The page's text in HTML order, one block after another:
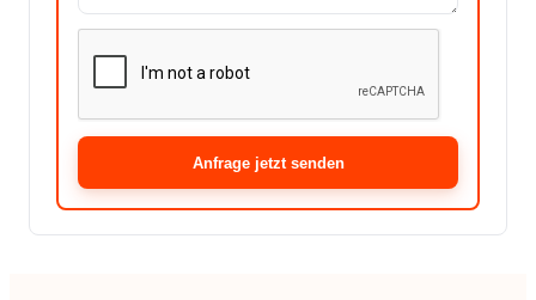
Anfrage jetzt senden